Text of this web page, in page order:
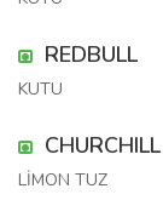
REDBULL
KUTU
CHURCHILL
LİMON TUZ